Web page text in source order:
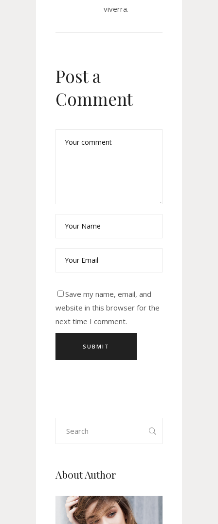
viverra.
Post a
Comment
Save my name, email, and
website in this browser for the
next time I comment.
About Author